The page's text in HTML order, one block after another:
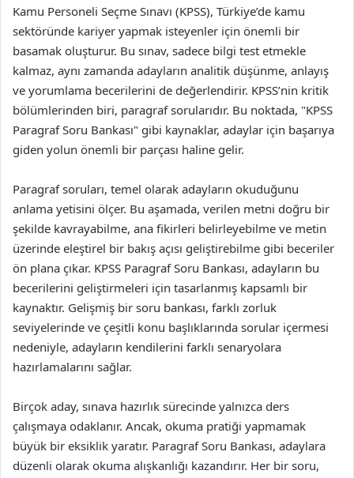
Kamu Personeli Seçme Sınavı (KPSS), Türkiye’de kamu
sektöründe kariyer yapmak isteyenler için önemli bir
basamak oluşturur. Bu sınav, sadece bilgi test etmekle
kalmaz, aynı zamanda adayların analitik düşünme, anlayış
ve yorumlama becerilerini de değerlendirir. KPSS’nin kritik
bölümlerinden biri, paragraf sorularıdır. Bu noktada, "KPSS
Paragraf Soru Bankası" gibi kaynaklar, adaylar için başarıya
giden yolun önemli bir parçası haline gelir.
Paragraf soruları, temel olarak adayların okuduğunu
anlama yetisini ölçer. Bu aşamada, verilen metni doğru bir
şekilde kavrayabilme, ana fikirleri belirleyebilme ve metin
üzerinde eleştirel bir bakış açısı geliştirebilme gibi beceriler
ön plana çıkar. KPSS Paragraf Soru Bankası, adayların bu
becerilerini geliştirmeleri için tasarlanmış kapsamlı bir
kaynaktır. Gelişmiş bir soru bankası, farklı zorluk
seviyelerinde ve çeşitli konu başlıklarında sorular içermesi
nedeniyle, adayların kendilerini farklı senaryolara
hazırlamalarını sağlar.
Birçok aday, sınava hazırlık sürecinde yalnızca ders
çalışmaya odaklanır. Ancak, okuma pratiği yapmamak
büyük bir eksiklik yaratır. Paragraf Soru Bankası, adaylara
düzenli olarak okuma alışkanlığı kazandırır. Her bir soru,